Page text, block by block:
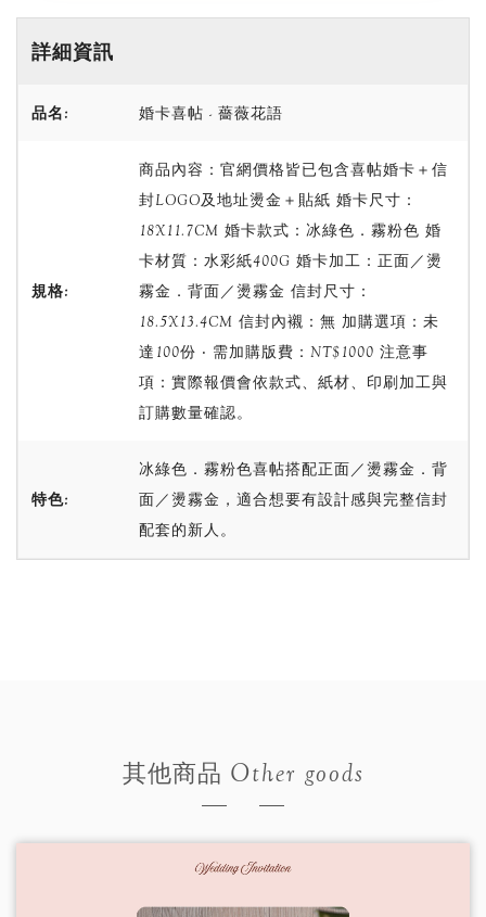
詳細資訊
品名: 婚卡喜帖 - 薔薇花語
規格:
商品內容：官網價格皆已包含喜帖婚卡＋信
封LOGO及地址燙金＋貼紙 婚卡尺寸：
18X11.7CM 婚卡款式：冰綠色．霧粉色 婚
卡材質：水彩紙400G 婚卡加工：正面／燙
霧金．背面／燙霧金 信封尺寸：
18.5X13.4CM 信封內襯：無 加購選項：未
達100份 ‧ 需加購版費：NT$1000 注意事
項：實際報價會依款式、紙材、印刷加工與
訂購數量確認。
特色:
冰綠色．霧粉色喜帖搭配正面／燙霧金．背
面／燙霧金，適合想要有設計感與完整信封
配套的新人。
其他商品 Other goods